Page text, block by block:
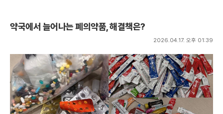
약국에서 늘어나는 폐의약품, 해결책은?
2026.04.17. 오후 01:39